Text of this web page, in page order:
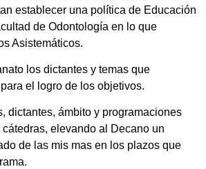
establecer una política de Educación
de Odontología en lo que
Asistemáticos.
los dictantes y temas que
el logro de los objetivos.
dictantes, ámbito y programaciones
elevando al Decano un
de las mis mas en los plazos que